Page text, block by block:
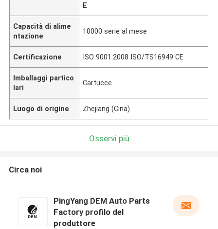
E
Capacità di alime
ntazione
10000 serie al mese
Certificazione ISO 9001:2008 ISO/TS16949 CE
Imballaggi partico
lari
Cartucce
Luogo di origine Zhejiang (Cina)
Osservi più
Circa noi
PingYang DEM Auto Parts
Factory profilo del
produttore